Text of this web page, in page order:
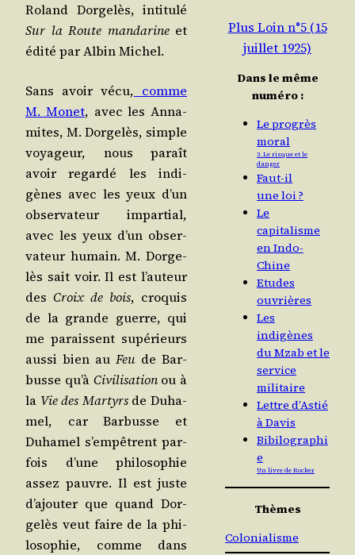
Roland Dor­ge­lès, inti­tu­lé
Sur la Route man­da­rineet
édi­té par Albin Michel.
Sans avoir vécu, comme
M. Monet, avec les Anna­
mites, M. Dor­ge­lès, simple
voya­geur, nous paraît
avoir regar­dé les indi­
gènes avec les yeux d’un
obser­va­teur impar­tial,
avec les yeux d’un obser­
va­teur humain. M. Dor­ge­
lès sait voir. Il est l’au­teur
des Croix de bois, cro­quis
de la grande guerre, qui
me paraissent supé­rieurs
aus­si bien au Feu de Bar­
busse qu’à Civi­li­sa­tionou à
la Vie des Mar­tyrsde Duha­
mel, car Bar­busse et
Duha­mel s’empêtrent par­
fois d’une phi­lo­so­phie
assez pauvre. Il est juste
d’a­jou­ter que quand Dor­
ge­lès veut faire de la phi­
lo­so­phie, comme dans
Plus Loin n°5 (15
juillet 1925)
Dans le même
numéro :
Le progrès
moral
3. Le risque et le
danger
Faut-il
une loi ?
Le
capitalisme
en Indo-
Chine
Etudes
ouvrières
Les
indigènes
du Mzab et le
service
militaire
Lettre d’Astié
à Davis
Bibilographi
e
Un livre de Rocker
Thèmes
Colonialisme